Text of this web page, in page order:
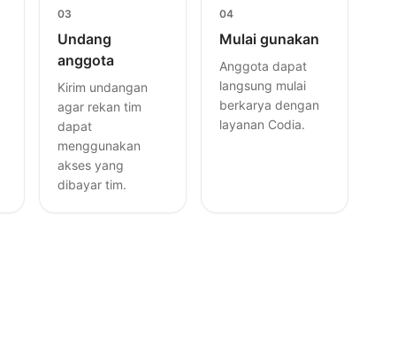
03
Undang
anggota
Kirim undangan
agar rekan tim
dapat
menggunakan
akses yang
dibayar tim.
04
Mulai gunakan
Anggota dapat
langsung mulai
berkarya dengan
layanan Codia.